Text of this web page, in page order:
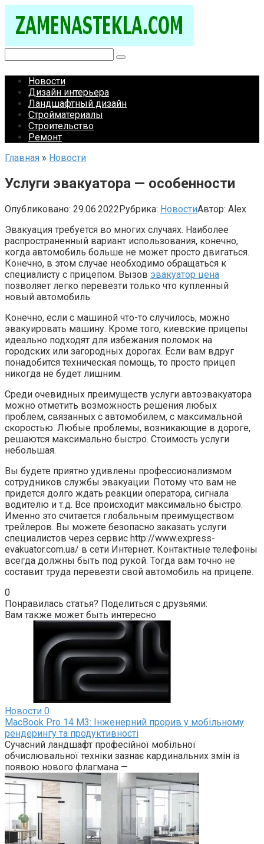
контенту
Новости
Дизайн интерьера
Ландшафтный дизайн
Стройматериалы
Строительство
Ремонт
Главная » Новости
Услуги эвакуатора — особенности
Опубликовано: 29.06.2022Рубрика: НовостиАвтор: Alex
Эвакуация требуется во многих случаях. Наиболее
распространенный вариант использования, конечно,
когда автомобиль больше не может просто двигаться.
Конечно, в этом случае необходимо обращаться к
специалисту с прицепом. Вызов эвакуатор цена
позволяет легко перевезти только что купленный
новый автомобиль.
Конечно, если с машиной что-то случилось, можно
эвакуировать машину. Кроме того, киевские прицепы
идеально подходят для избежания поломок на
городских или загородных дорогах. Если вам вдруг
понадобится техническая помощь, то просто прицеп
никогда не будет лишним.
Среди очевидных преимуществ услуги автоэвакуатора
можно отметить возможность решения любых
проблем, связанных с автомобилем, с максимальной
скоростью. Любые проблемы, возникающие в дороге,
решаются максимально быстро. Стоимость услуги
небольшая.
Вы будете приятно удивлены профессионализмом
сотрудников службы эвакуации. Потому что вам не
придется долго ждать реакции оператора, сигнала
водителю и т.д. Все происходит максимально быстро.
Именно это считается глобальным преимуществом
трейлеров. Вы можете безопасно заказать услуги
специалистов через сервис http://www.express-
evakuator.com.ua/ в сети Интернет. Контактные телефоны
всегда должны быть под рукой. Тогда вам точно не
составит труда перевезти свой автомобиль на прицепе.
0
Понравилась статья? Поделиться с друзьями:
Вам также может быть интересно
Новости 0
MacBook Pro 14 M3: Інженерний прорив у мобільному
рендерингу та продуктивності
Сучасний ландшафт професійної мобільної
обчислювальної техніки зазнає кардинальних змін із
появою нового флагмана —